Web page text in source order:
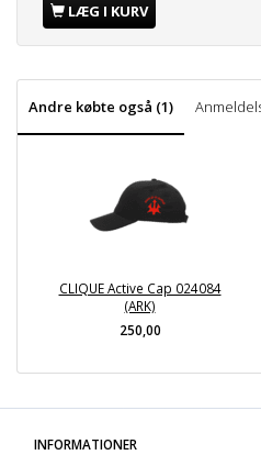
LÆG I KURV
Andre købte også (1)
CLIQUE Active Cap 024084
(ARK)
250,00
INFORMATIONER